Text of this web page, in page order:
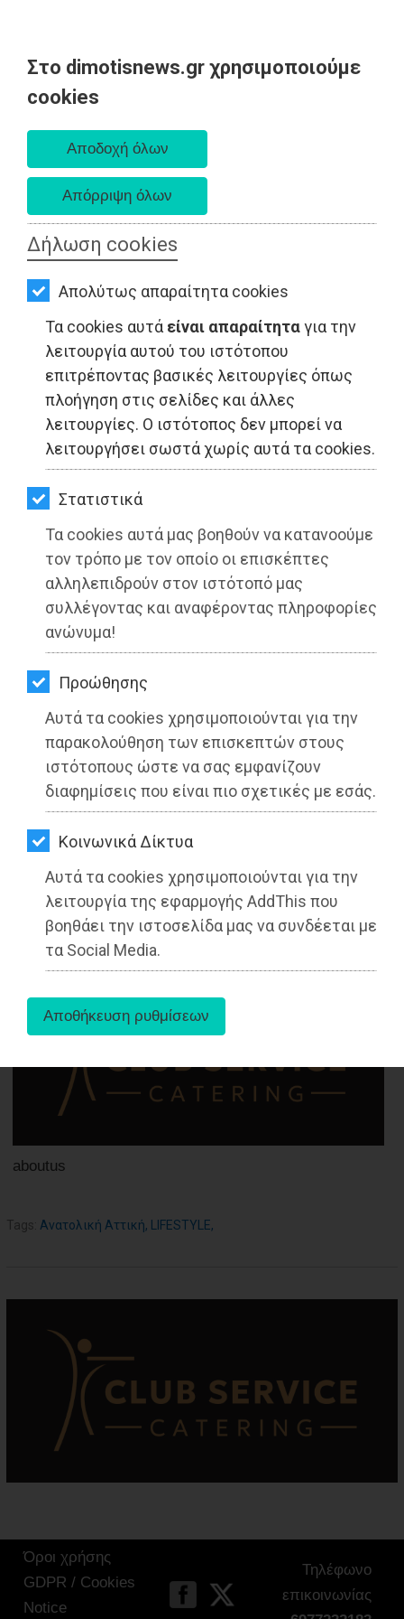
Στο dimotisnews.gr χρησιμοποιούμε
cookies
Δήλωση cookies
Απολύτως απαραίτητα cookies
Τα cookies αυτά είναι απαραίτηταγια την
λειτουργία αυτού του ιστότοπου
επιτρέποντας βασικές λειτουργίες όπως
πλοήγηση στις σελίδες και άλλες
λειτουργίες. Ο ιστότοπος δεν μπορεί να
λειτουργήσει σωστά χωρίς αυτά τα cookies.
Στατιστικά
Τα cookies αυτά μας βοηθούν να κατανοούμε
τον τρόπο με τον οποίο οι επισκέπτες
αλληλεπιδρούν στον ιστότοπό μας
συλλέγοντας και αναφέροντας πληροφορίες
ανώνυμα!
Προώθησης
Αυτά τα cookies χρησιμοποιούνται για την
παρακολούθηση των επισκεπτών στους
ιστότοπους ώστε να σας εμφανίζουν
διαφημίσεις που είναι πιο σχετικές με εσάς.
Kοινωνικά Δίκτυα
Αυτά τα cookies χρησιμοποιούνται για την
λειτουργία της εφαρμογής AddThis που
βοηθάει την ιστοσελίδα μας να συνδέεται με
τα Social Media.
AΡΧΙΚΗ
ΕΙΔΗΣΕΙΣ
ΠΟΛΙΤΙΚΗ
ΤΟΠΙΚΗ
ΑΥΤΟΔΙΟΙΚΗΣΗ
ΟΙΚΟΝΟΜΙΑ
ΑΘΛΗΤΙΣΜΟΣ
ΠΟΛΙΤΙΣΜΟΣ
ΣΠΙΤΙ-
ΚΗΠΟΣ
ΥΓΕΙΑ
LIFESTYLE
ΤΑΞΙΔΙΑ
ΕΞΟΔΟΣ
ΠΕΡΙΒΑΛΛΟΝ
ΚΑΤΟΙΚΙΔΙΟ
ΑΓΓΕΛΙΕΣ
ΕΦΗΜΕΡΙΔΕΣ
OΔΗΓΟΣ
ΑΓΟΡΑΣ
ΨΙΘΥΡΟΙ
ΑΠΟΣΤΟΛΗ
ΑΡΘΡΩΝ
LIFESTYLE - Ανατολική Αττική
«Το καλάθι της αλληλεγγύης», από
την Περιφέρεια Αττικής, το «Όλοι
Μαζί Μπορούμε» και τους
παραγωγούς και πωλητές Λαϊκών
Αγορών
Διαβάστηκε 4636 φορές
18-10-2022
Από τo Dimotisnews
aboutus
Tags: Ανατολική Αττική, LIFESTYLE,
Όροι χρήσης
GDPR / Cookies
Notice
Τηλέφωνο
επικοινωνίας